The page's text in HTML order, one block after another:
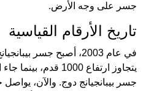
جسر على وجه الأرض.
تاريخ الأرقام القياسية
في عام 2003، أصبح جسر
جسر بيبانجيانج دوج. والآن،